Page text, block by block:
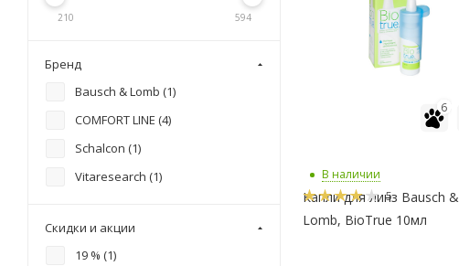
6
В наличии
5
Капли для линз Bausch &
Lomb, BioTrue 10мл
210 594
Бренд
Bausch & Lomb (1)
COMFORT LINE (4)
Schalcon (1)
Vitaresearch (1)
Скидки и акции
19 % (1)